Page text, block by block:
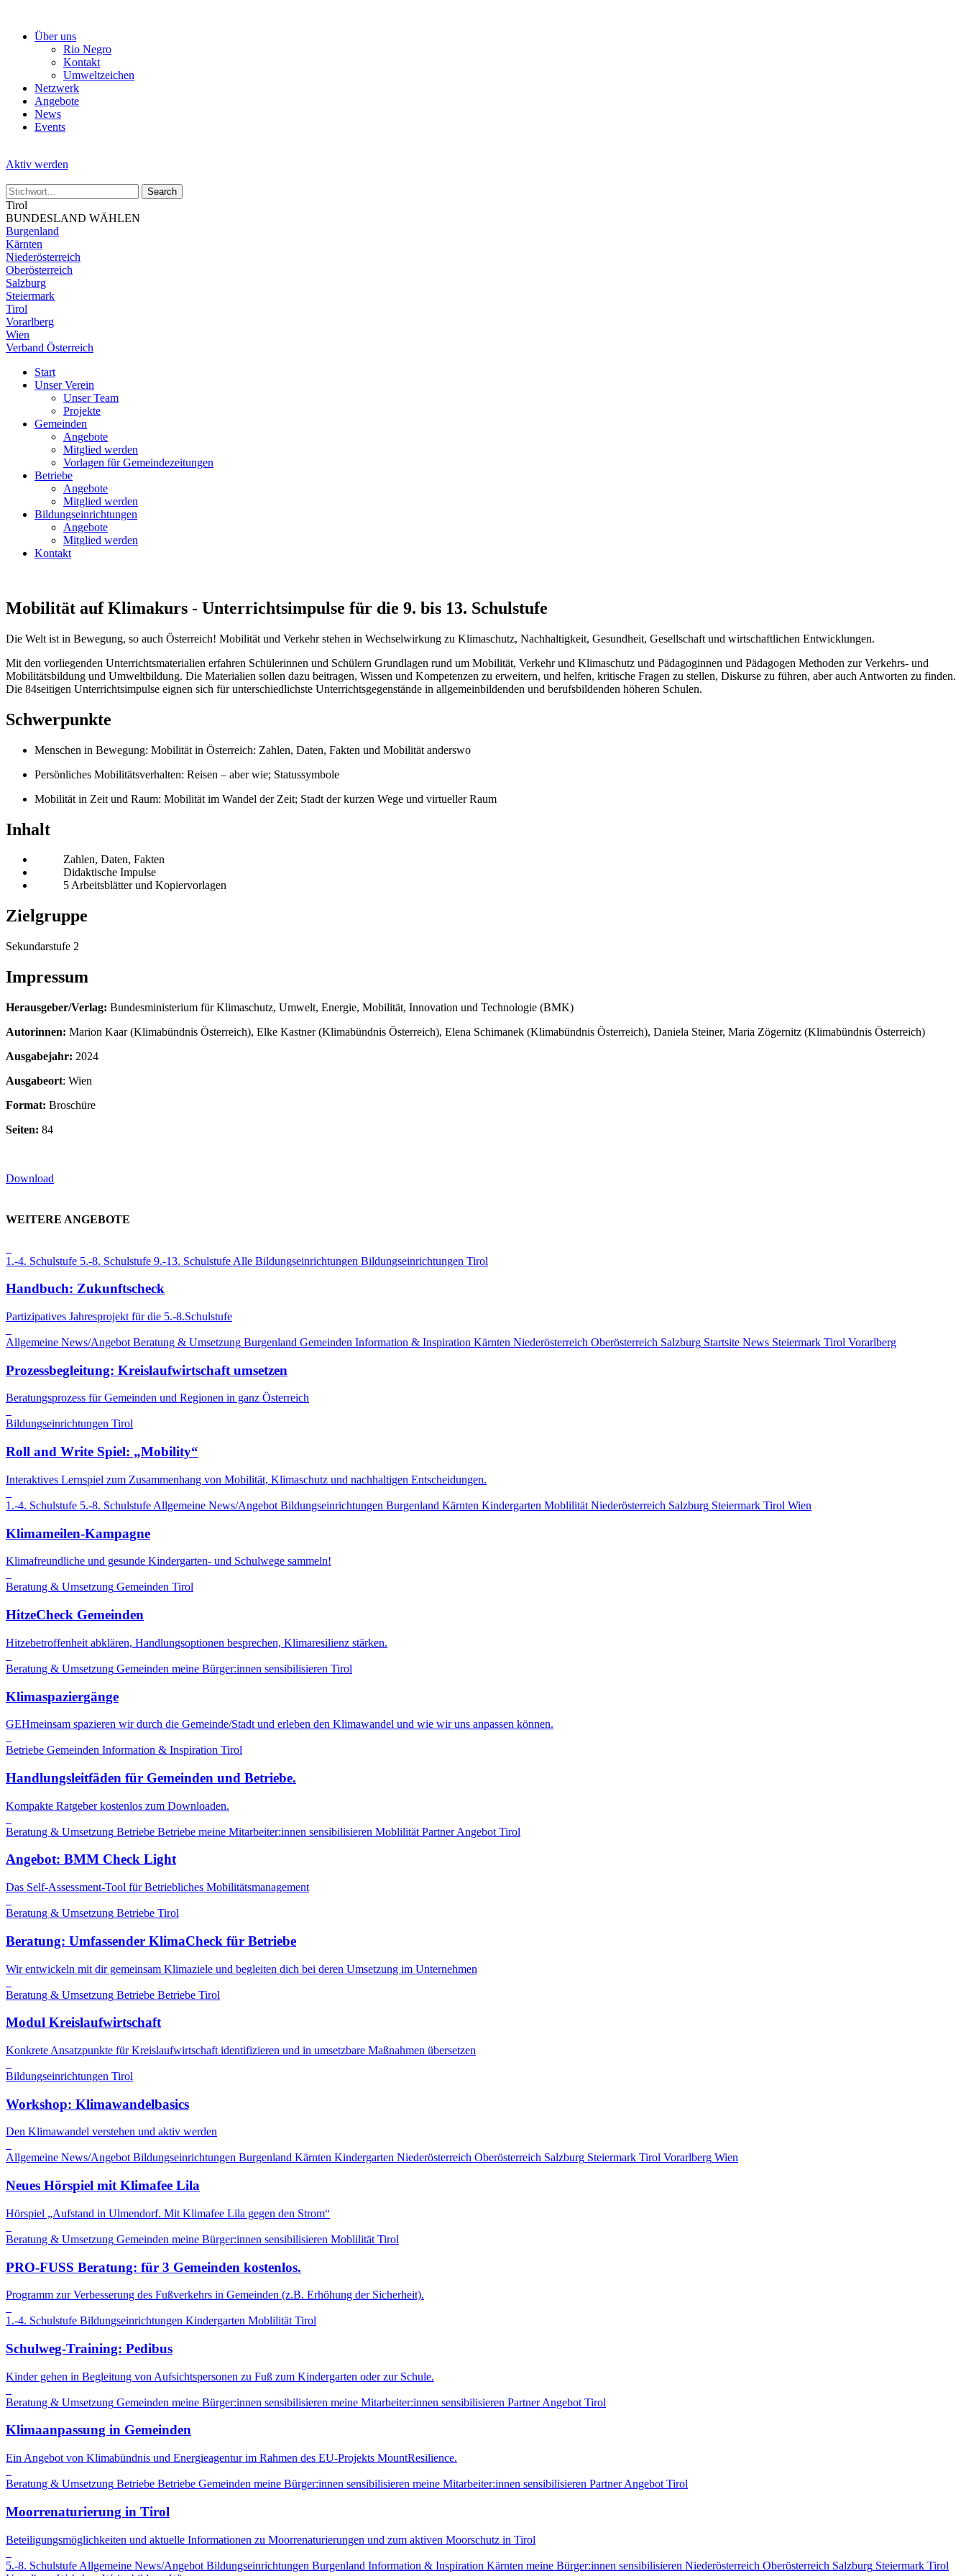
Über uns
Rio Negro
Kontakt
Umweltzeichen
Netzwerk
Angebote
News
Events
Aktiv werden
Tirol
BUNDESLAND WÄHLEN
Burgenland
Kärnten
Niederösterreich
Oberösterreich
Salzburg
Steiermark
Tirol
Vorarlberg
Wien
Verband Österreich
Start
Unser Verein
Unser Team
Projekte
Gemeinden
Angebote
Mitglied werden
Vorlagen für Gemeindezeitungen
Betriebe
Angebote
Mitglied werden
Bildungseinrichtungen
Angebote
Mitglied werden
Kontakt
Mobilität auf Klimakurs - Unterrichtsimpulse für die 9. bis 13. Schulstufe
Die Welt ist in Bewegung, so auch Österreich! Mobilität und Verkehr stehen in Wechselwirkung zu Klimaschutz, Nachhaltigkeit, Gesundheit, Gesellschaft und wirtschaftlichen Entwicklungen.
Mit den vorliegenden Unterrichtsmaterialien erfahren Schülerinnen und Schülern Grundlagen rund um Mobilität, Verkehr und Klimaschutz und Pädagoginnen und Pädagogen Methoden zur Verkehrs- und
Mobilitätsbildung und Umweltbildung. Die Materialien sollen dazu beitragen, Wissen und Kompetenzen zu erweitern, und helfen, kritische Fragen zu stellen, Diskurse zu führen, aber auch Antworten zu finden.
Die 84seitigen Unterrichtsimpulse eignen sich für unterschiedlichste Unterrichtsgegenstände in allgemeinbildenden und berufsbildenden höheren Schulen.
Schwerpunkte
Menschen in Bewegung: Mobilität in Österreich: Zahlen, Daten, Fakten und Mobilität anderswo
Persönliches Mobilitätsverhalten: Reisen – aber wie; Statussymbole
Mobilität in Zeit und Raum: Mobilität im Wandel der Zeit; Stadt der kurzen Wege und virtueller Raum
Inhalt
Zahlen, Daten, Fakten
Didaktische Impulse
5 Arbeitsblätter und Kopiervorlagen
Zielgruppe
Sekundarstufe 2
Impressum
Herausgeber/Verlag: Bundesministerium für Klimaschutz, Umwelt, Energie, Mobilität, Innovation und Technologie (BMK)
Autorinnen: Marion Kaar (Klimabündnis Österreich), Elke Kastner (Klimabündnis Österreich), Elena Schimanek (Klimabündnis Österreich), Daniela Steiner, Maria Zögernitz (Klimabündnis Österreich)
Ausgabejahr: 2024
Ausgabeort: Wien
Format: Broschüre
Seiten: 84
Download
WEITERE ANGEBOTE
1.-4. Schulstufe 5.-8. Schulstufe 9.-13. Schulstufe Alle Bildungseinrichtungen Bildungseinrichtungen Tirol
Handbuch: Zukunftscheck
Partizipatives Jahresprojekt für die 5.-8.Schulstufe
Allgemeine News/Angebot Beratung & Umsetzung Burgenland Gemeinden Information & Inspiration Kärnten Niederösterreich Oberösterreich Salzburg Startsite News Steiermark Tirol Vorarlberg
Prozessbegleitung: Kreislaufwirtschaft umsetzen
Beratungsprozess für Gemeinden und Regionen in ganz Österreich
Bildungseinrichtungen Tirol
Roll and Write Spiel: „Mobility“
Interaktives Lernspiel zum Zusammenhang von Mobilität, Klimaschutz und nachhaltigen Entscheidungen.
1.-4. Schulstufe 5.-8. Schulstufe Allgemeine News/Angebot Bildungseinrichtungen Burgenland Kärnten Kindergarten Moblilität Niederösterreich Salzburg Steiermark Tirol Wien
Klimameilen-Kampagne
Klimafreundliche und gesunde Kindergarten- und Schulwege sammeln!
Beratung & Umsetzung Gemeinden Tirol
HitzeCheck Gemeinden
Hitzebetroffenheit abklären, Handlungsoptionen besprechen, Klimaresilienz stärken.
Beratung & Umsetzung Gemeinden meine Bürger:innen sensibilisieren Tirol
Klimaspaziergänge
GEHmeinsam spazieren wir durch die Gemeinde/Stadt und erleben den Klimawandel und wie wir uns anpassen können.
Betriebe Gemeinden Information & Inspiration Tirol
Handlungsleitfäden für Gemeinden und Betriebe.
Kompakte Ratgeber kostenlos zum Downloaden.
Beratung & Umsetzung Betriebe Betriebe meine Mitarbeiter:innen sensibilisieren Moblilität Partner Angebot Tirol
Angebot: BMM Check Light
Das Self-Assessment-Tool für Betriebliches Mobilitätsmanagement
Beratung & Umsetzung Betriebe Tirol
Beratung: Umfassender KlimaCheck für Betriebe
Wir entwickeln mit dir gemeinsam Klimaziele und begleiten dich bei deren Umsetzung im Unternehmen
Beratung & Umsetzung Betriebe Betriebe Tirol
Modul Kreislaufwirtschaft
Konkrete Ansatzpunkte für Kreislaufwirtschaft identifizieren und in umsetzbare Maßnahmen übersetzen
Bildungseinrichtungen Tirol
Workshop: Klimawandelbasics
Den Klimawandel verstehen und aktiv werden
Allgemeine News/Angebot Bildungseinrichtungen Burgenland Kärnten Kindergarten Niederösterreich Oberösterreich Salzburg Steiermark Tirol Vorarlberg Wien
Neues Hörspiel mit Klimafee Lila
Hörspiel „Aufstand in Ulmendorf. Mit Klimafee Lila gegen den Strom“
Beratung & Umsetzung Gemeinden meine Bürger:innen sensibilisieren Moblilität Tirol
PRO-FUSS Beratung: für 3 Gemeinden kostenlos.
Programm zur Verbesserung des Fußverkehrs in Gemeinden (z.B. Erhöhung der Sicherheit).
1.-4. Schulstufe Bildungseinrichtungen Kindergarten Moblilität Tirol
Schulweg-Training: Pedibus
Kinder gehen in Begleitung von Aufsichtspersonen zu Fuß zum Kindergarten oder zur Schule.
Beratung & Umsetzung Gemeinden meine Bürger:innen sensibilisieren meine Mitarbeiter:innen sensibilisieren Partner Angebot Tirol
Klimaanpassung in Gemeinden
Ein Angebot von Klimabündnis und Energieagentur im Rahmen des EU-Projekts MountResilience.
Beratung & Umsetzung Betriebe Betriebe Gemeinden meine Bürger:innen sensibilisieren meine Mitarbeiter:innen sensibilisieren Partner Angebot Tirol
Moorrenaturierung in Tirol
Beteiligungsmöglichkeiten und aktuelle Informationen zu Moorrenaturierungen und zum aktiven Moorschutz in Tirol
5.-8. Schulstufe Allgemeine News/Angebot Bildungseinrichtungen Burgenland Information & Inspiration Kärnten meine Bürger:innen sensibilisieren Niederösterreich Oberösterreich Salzburg Steiermark Tirol